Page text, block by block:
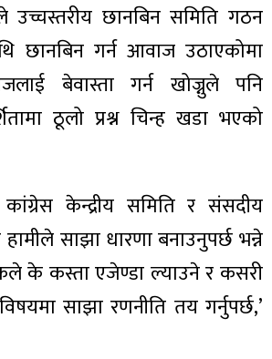
उच्चस्तरीय छानबिन समिति गठन
छानबिन गर्न आवाज उठाएकोमा
बेवास्ता गर्न खोज्नुले पनि
ठूलो प्रश्न चिन्ह खडा भएको
कांग्रेस केन्द्रीय समिति र संसदीय
साझा धारणा बनाउनुपर्छ भन्ने
के कस्ता एजेण्डा ल्याउने र कसरी
साझा रणनीति तय गर्नुपर्छ,’